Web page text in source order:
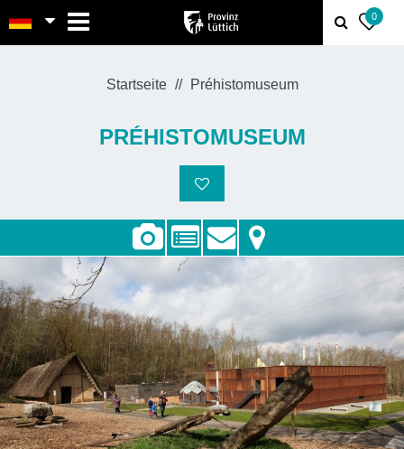
0
Startseite Préhistomuseum
PRÉHISTOMUSEUM